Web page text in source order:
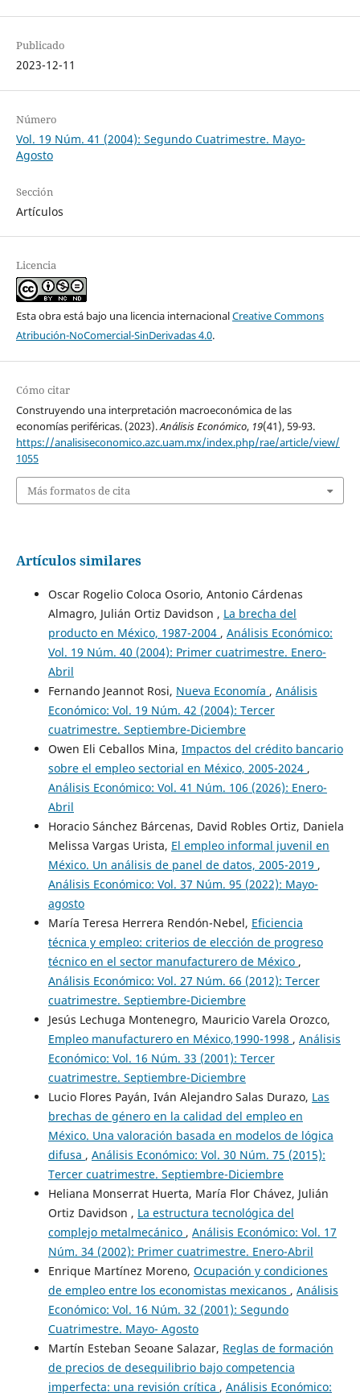
Publicado
2023-12-11
Número
Vol. 19 Núm. 41 (2004): Segundo Cuatrimestre. Mayo-
Agosto
Sección
Artículos
Licencia
Esta obra está bajo una licencia internacionalCreative Commons
Atribución-NoComercial-SinDerivadas 4.0.
Cómo citar
Construyendo una interpretación macroeconómica de las
economías periféricas. (2023).Análisis Económico, 19(41), 59-93.
https://analisiseconomico.azc.uam.mx/index.php/rae/article/view/
1055
Más formatos de cita
Artículos similares
Oscar Rogelio Coloca Osorio, Antonio Cárdenas
Almagro, Julián Ortiz Davidson , La brecha del
producto en México, 1987-2004 , Análisis Económico:
Vol. 19 Núm. 40 (2004): Primer cuatrimestre. Enero-
Abril
Fernando Jeannot Rosi, Nueva Economía , Análisis
Económico: Vol. 19 Núm. 42 (2004): Tercer
cuatrimestre. Septiembre-Diciembre
Owen Eli Ceballos Mina, Impactos del crédito bancario
sobre el empleo sectorial en México, 2005-2024 ,
Análisis Económico: Vol. 41 Núm. 106 (2026): Enero-
Abril
Horacio Sánchez Bárcenas, David Robles Ortiz, Daniela
Melissa Vargas Urista, El empleo informal juvenil en
México. Un análisis de panel de datos, 2005-2019 ,
Análisis Económico: Vol. 37 Núm. 95 (2022): Mayo-
agosto
María Teresa Herrera Rendón-Nebel, Eficiencia
técnica y empleo: criterios de elección de progreso
técnico en el sector manufacturero de México ,
Análisis Económico: Vol. 27 Núm. 66 (2012): Tercer
cuatrimestre. Septiembre-Diciembre
Jesús Lechuga Montenegro, Mauricio Varela Orozco,
Empleo manufacturero en México,1990-1998 , Análisis
Económico: Vol. 16 Núm. 33 (2001): Tercer
cuatrimestre. Septiembre-Diciembre
Lucio Flores Payán, Iván Alejandro Salas Durazo, Las
brechas de género en la calidad del empleo en
México. Una valoración basada en modelos de lógica
difusa , Análisis Económico: Vol. 30 Núm. 75 (2015):
Tercer cuatrimestre. Septiembre-Diciembre
Heliana Monserrat Huerta, María Flor Chávez, Julián
Ortiz Davidson , La estructura tecnológica del
complejo metalmecánico , Análisis Económico: Vol. 17
Núm. 34 (2002): Primer cuatrimestre. Enero-Abril
Enrique Martínez Moreno, Ocupación y condiciones
de empleo entre los economistas mexicanos , Análisis
Económico: Vol. 16 Núm. 32 (2001): Segundo
Cuatrimestre. Mayo- Agosto
Martín Esteban Seoane Salazar, Reglas de formación
de precios de desequilibrio bajo competencia
imperfecta: una revisión crítica , Análisis Económico: